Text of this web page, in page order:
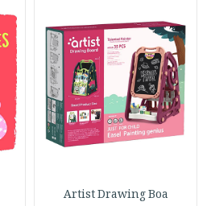
Artist Drawing Boa